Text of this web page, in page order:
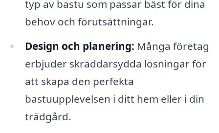
typ av bastu som passar bäst för dina
behov och förutsättningar.
Design och planering: Många företag
erbjuder skräddarsydda lösningar för
att skapa den perfekta
bastuupplevelsen i ditt hem eller i din
trädgård.